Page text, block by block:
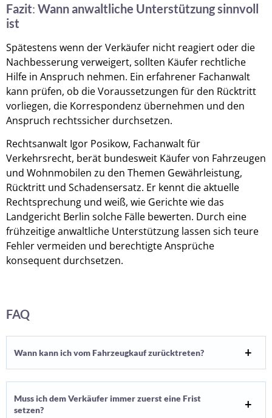
Fazit: Wann anwaltliche Unterstützung sinnvoll
ist
Spätestens wenn der Verkäufer nicht reagiert oder die
Nachbesserung verweigert, sollten Käufer rechtliche
Hilfe in Anspruch nehmen. Ein erfahrener Fachanwalt
kann prüfen, ob die Voraussetzungen für den Rücktritt
vorliegen, die Korrespondenz übernehmen und den
Anspruch rechtssicher durchsetzen.
Rechtsanwalt Igor Posikow, Fachanwalt für
Verkehrsrecht, berät bundesweit Käufer von Fahrzeugen
und Wohnmobilen zu den Themen Gewährleistung,
Rücktritt und Schadensersatz. Er kennt die aktuelle
Rechtsprechung und weiß, wie Gerichte wie das
Landgericht Berlin solche Fälle bewerten. Durch eine
frühzeitige anwaltliche Unterstützung lassen sich teure
Fehler vermeiden und berechtigte Ansprüche
konsequent durchsetzen.
FAQ
Wann kann ich vom Fahrzeugkauf zurücktreten?
Muss ich dem Verkäufer immer zuerst eine Frist
setzen?